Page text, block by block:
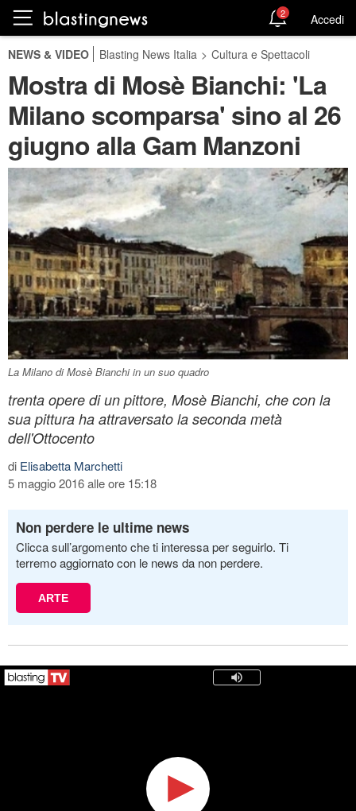
2 Accedi
NEWS & VIDEO Blasting News Italia > Cultura e Spettacoli
Mostra di Mosè Bianchi: 'La
Milano scomparsa' sino al 26
giugno alla Gam Manzoni
La Milano di Mosè Bianchi in un suo quadro
trenta opere di un pittore, Mosè Bianchi, che con la
sua pittura ha attraversato la seconda metà
dell'Ottocento
di Elisabetta Marchetti
5 maggio 2016 alle ore 15:18
Non perdere le ultime news
Clicca sull’argomento che ti interessa per seguirlo. Ti
terremo aggiornato con le news da non perdere.
ARTE